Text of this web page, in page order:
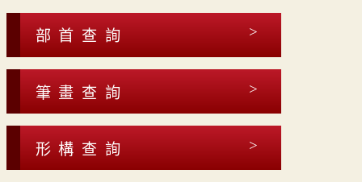
部首查詢
筆畫查詢
形構查詢